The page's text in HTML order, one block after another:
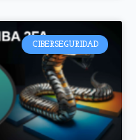
CIBERSEGURIDAD